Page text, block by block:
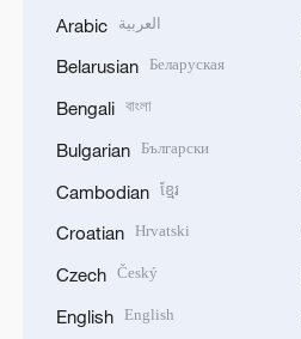
Arabic العربية
Belarusian Беларуская
Bengali বাংলা
Bulgarian Български
Cambodian ខ្មែរ
Croatian Hrvatski
Czech Český
English English